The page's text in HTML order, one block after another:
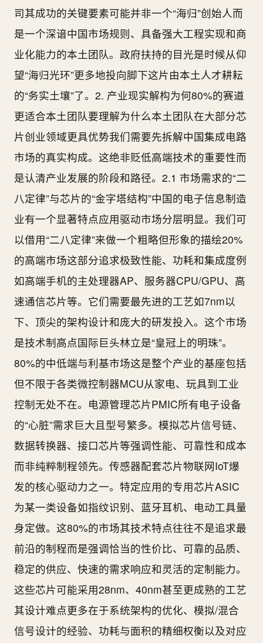
司其成功的关键要素可能并非一个“海归”创始人而
是一个深谙中国市场规则、具备强大工程实现和商
业化能力的本土团队。政府扶持的目光是时候从仰
望“海归光环”更多地投向脚下这片由本土人才耕耘
的“务实土壤”了。2. 产业现实解构为何80%的赛道
更适合本土团队要理解为什么本土团队在大部分芯
片创业领域更具优势我们需要先拆解中国集成电路
市场的真实构成。这绝非贬低高端技术的重要性而
是认清产业发展的阶段和路径。2.1 市场需求的“二
八定律”与芯片的“金字塔结构”中国的电子信息制造
业有一个显著特点应用驱动市场分层明显。我们可
以借用“二八定律”来做一个粗略但形象的描绘20%
的高端市场这部分追求极致性能、功耗和集成度例
如高端手机的主处理器AP、服务器CPU/GPU、高
速通信芯片等。它们需要最先进的工艺如7nm以
下、顶尖的架构设计和庞大的研发投入。这个市场
是技术制高点国际巨头林立是“皇冠上的明珠”。
80%的中低端与利基市场这是整个产业的基座包括
但不限于各类微控制器MCU从家电、玩具到工业
控制无处不在。电源管理芯片PMIC所有电子设备
的“心脏”需求巨大且型号繁多。模拟芯片信号链、
数据转换器、接口芯片等强调性能、可靠性和成本
而非纯粹制程领先。传感器配套芯片物联网IoT爆
发的核心驱动力之一。特定应用的专用芯片ASIC
为某一类设备如指纹识别、蓝牙耳机、电动工具量
身定做。这80%的市场其技术特点往往不是追求最
前沿的制程而是强调恰当的性价比、可靠的品质、
稳定的供应、快速的需求响应和灵活的定制能力。
这些芯片可能采用28nm、40nm甚至更成熟的工艺
其设计难点更多在于系统架构的优化、模拟/混合
信号设计的经验、功耗与面积的精细权衡以及对应